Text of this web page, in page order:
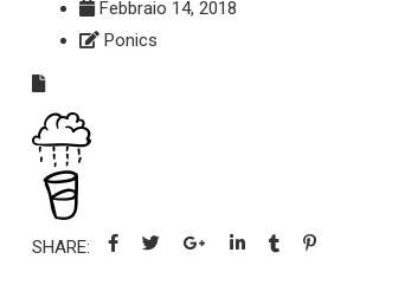
Febbraio 14, 2018
Ponics
SHARE: